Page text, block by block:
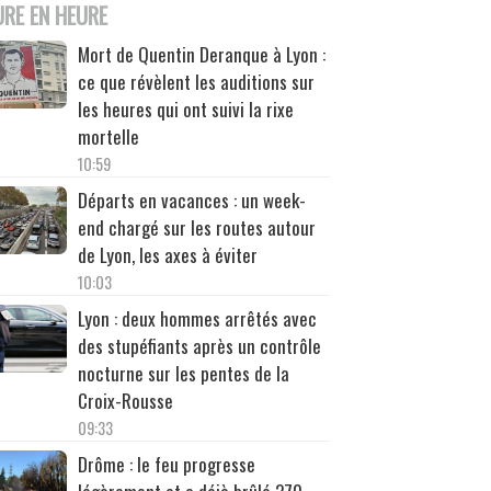
EN HEURE
Mort de Quentin Deranque à Lyon :
ce que révèlent les auditions sur
les heures qui ont suivi la rixe
mortelle
10:59
Départs en vacances : un week-
end chargé sur les routes autour
de Lyon, les axes à éviter
10:03
Lyon : deux hommes arrêtés avec
des stupéfiants après un contrôle
nocturne sur les pentes de la
Croix-Rousse
09:33
Drôme : le feu progresse